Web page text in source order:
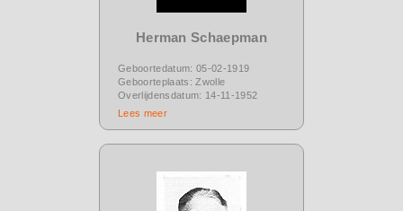
Herman Schaepman
Geboortedatum: 05-02-1919
Geboorteplaats: Zwolle
Overlijdensdatum: 14-11-1952
Lees meer